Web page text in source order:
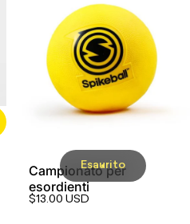
Esaurito
Campionato per
esordienti
$13.00 USD